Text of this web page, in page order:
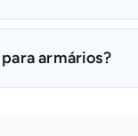
armários?